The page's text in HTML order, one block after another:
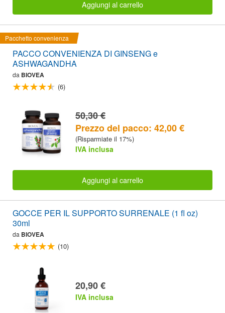
Aggiungi al carrello
Pacchetto convenienza
PACCO CONVENIENZA DI GINSENG e
ASHWAGANDHA
da BIOVEA
(6)
50,30 €
Prezzo del pacco: 42,00 €
(Risparmiate il 17%)
IVA inclusa
Aggiungi al carrello
GOCCE PER IL SUPPORTO SURRENALE (1 fl oz)
30ml
da BIOVEA
(10)
20,90 €
IVA inclusa